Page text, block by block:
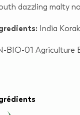
dazzling malty
India
BIO-01 Agriculture